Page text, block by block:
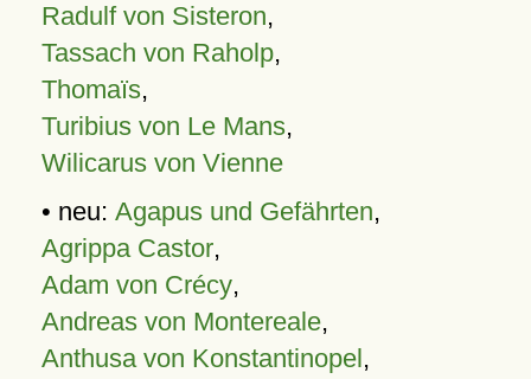
Radulf von Sisteron,
Tassach von Raholp,
Thomaïs,
Turibius von Le Mans,
Wilicarus von Vienne
• neu: Agapus und Gefährten,
Agrippa Castor,
Adam von Crécy,
Andreas von Montereale,
Anthusa von Konstantinopel,